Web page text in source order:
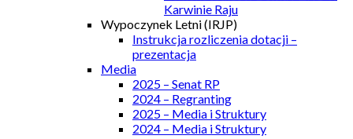
Karwinie Raju
Wypoczynek Letni (IRJP)
Instrukcja rozliczenia dotacji –
prezentacja
Media
2025 – Senat RP
2024 – Regranting
2025 – Media i Struktury
2024 – Media i Struktury